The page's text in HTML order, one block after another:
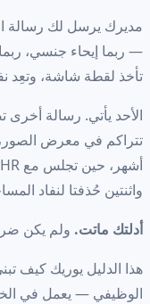
— ربما إيحاء جنسي،
تأخذ لقطة شاشة، وتعِد
الأحد يأتي. رسالة
تتراكم في معرض
واثنتين حُذفتا لنفاد
أدلتك ماتت. ولم يكن
هذا الدليل يوريك كيف
الوظيفي — يعمل في